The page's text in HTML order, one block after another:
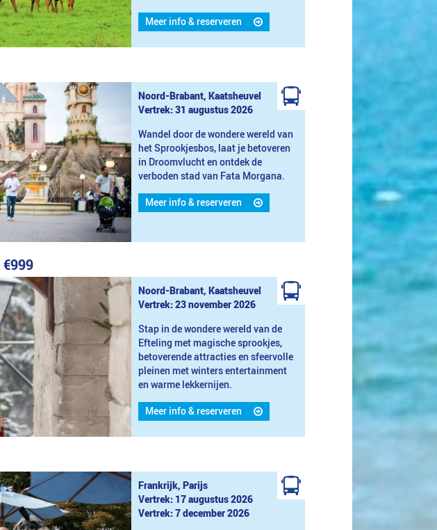
Meer info & reserveren
Noord-Brabant, Kaatsheuvel
Vertrek: 31 augustus 2026
Wandel door de wondere wereld van
het Sprookjesbos, laat je betoveren
in Droomvlucht en ontdek de
verboden stad van Fata Morgana.
Meer info & reserveren
€999
Noord-Brabant, Kaatsheuvel
Vertrek: 23 november 2026
Stap in de wondere wereld van de
Efteling met magische sprookjes,
betoverende attracties en sfeervolle
pleinen met winters entertainment
en warme lekkernijen.
Meer info & reserveren
Frankrijk, Parijs
Vertrek: 17 augustus 2026
Vertrek: 7 december 2026